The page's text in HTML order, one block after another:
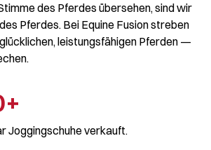
des Pferdes übersehen, sind wir
Pferdes. Bei Equine Fusion streben
leistungsfähigen Pferden —
Joggingschuhe verkauft.